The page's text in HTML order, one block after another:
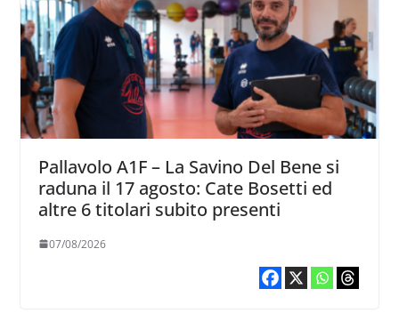
Pallavolo A1F – La Savino Del Bene si
raduna il 17 agosto: Cate Bosetti ed
altre 6 titolari subito presenti
07/08/2026